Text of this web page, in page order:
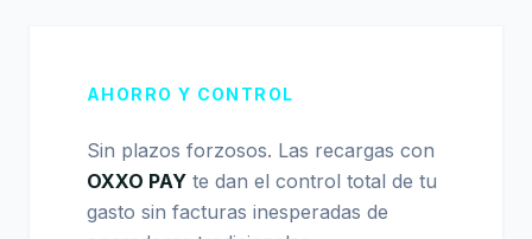
AHORRO Y CONTROL
Sin plazos forzosos. Las recargas con
OXXO PAY te dan el control total de tu
gasto sin facturas inesperadas de